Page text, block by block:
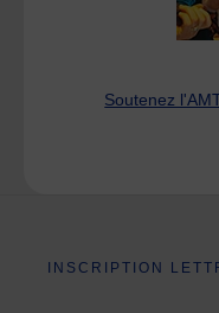
Soutenez
INSCRIPTION